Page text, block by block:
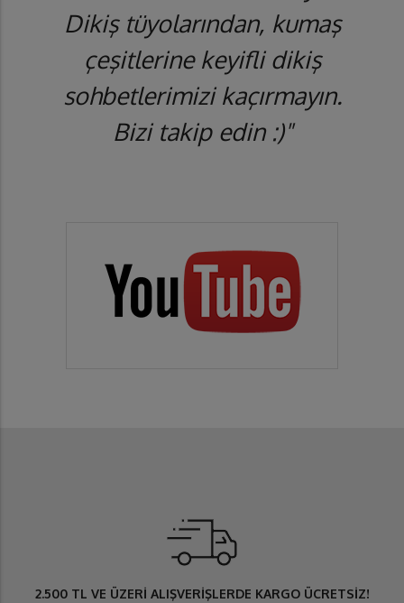
Dikiş tüyolarından, kumaş
çeşitlerine keyifli dikiş
sohbetlerimizi kaçırmayın.
Bizi takip edin :)"
2.500 TL VE ÜZERİ ALIŞVERİŞLERDE KARGO ÜCRETSİZ!